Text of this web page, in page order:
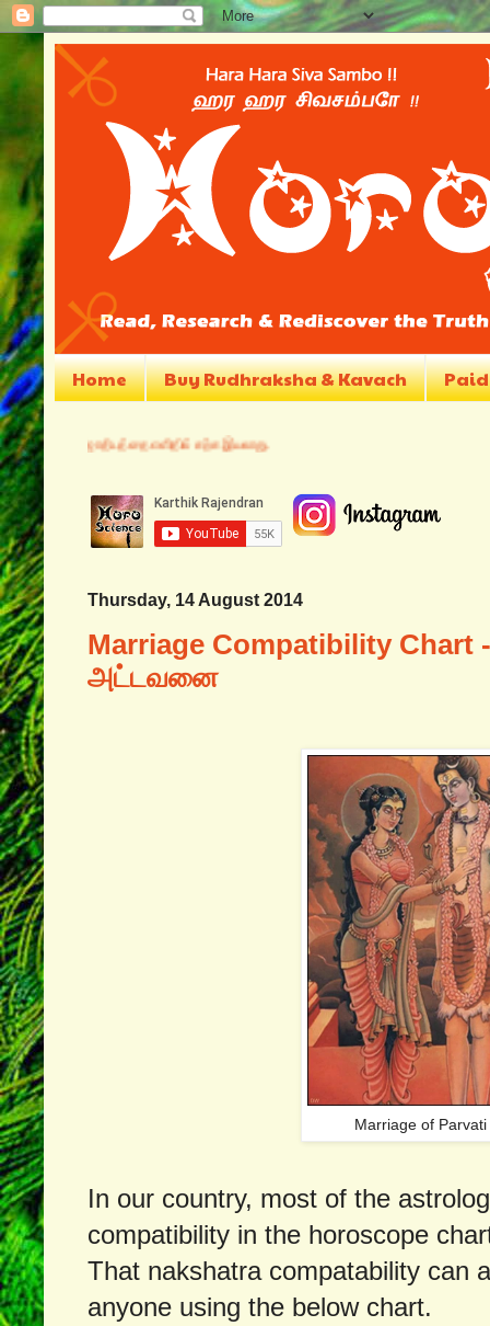
Home Buy Rudhraksha & Kavach
Thursday, 14 August 2014
Marriage Compatibility Chart
அட்டவனை
Marriage of Parvati
In our country, most of the
compatibility in the horoscope
That nakshatra compatability can
anyone using the below chart.